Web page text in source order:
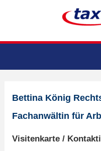
Bettina König
Fachanwältin für
Visitenkarte /